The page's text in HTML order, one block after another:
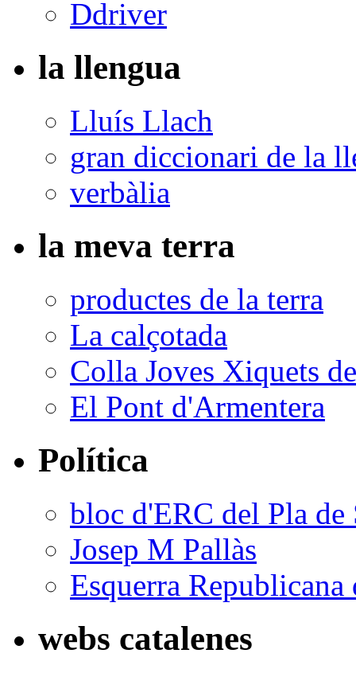
Ddriver
la llengua
Lluís Llach
gran diccionari de la
verbàlia
la meva terra
productes de la terra
La calçotada
Colla Joves Xiquets
El Pont d'Armentera
Política
bloc d'ERC del Pla de
Josep M Pallàs
Esquerra Republicana
webs catalenes